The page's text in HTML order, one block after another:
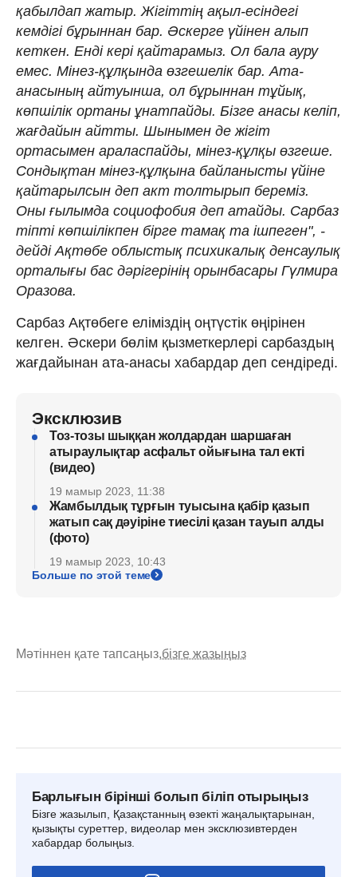
қабылдап жатыр. Жігіттің ақыл-есіндегі
кемдігі бұрыннан бар. Әскерге үйінен алып
кеткен. Енді кері қайтарамыз. Ол бала ауру
емес. Мінез-құлқында өзгешелік бар. Ата-
анасының айтуынша, ол бұрыннан тұйық,
көпшілік ортаны ұнатпайды. Бізге анасы келіп,
жағдайын айтты. Шынымен де жігіт
ортасымен араласпайды, мінез-құлқы өзгеше.
Сондықтан мінез-құлқына байланысты үйіне
қайтарылсын деп акт толтырып береміз.
Оны ғылымда социофобия деп атайды. Сарбаз
тіпті көпшілікпен бірге тамақ та ішпеген", -
дейді Ақтөбе облыстық психикалық денсаулық
орталығы бас дәрігерінің орынбасары Гүлмира
Оразова.
Сарбаз Ақтөбеге еліміздің оңтүстік өңірінен
келген. Әскери бөлім қызметкерлері сарбаздың
жағдайынан ата-анасы хабардар деп сендіреді.
Эксклюзив
Тоз-тозы шыққан жолдардан шаршаған
атыраулықтар асфальт ойығына тал екті
(видео)
19 мамыр 2023, 11:38
Жамбылдық тұрғын туысына қабір қазып
жатып сақ дәуіріне тиесілі қазан тауып алды
(фото)
19 мамыр 2023, 10:43
Больше по этой теме
Мәтіннен қате тапсаңыз,бізге жазыңыз
Барлығын бірінші болып біліп отырыңыз
Бізге жазылып, Қазақстанның өзекті жаңалықтарынан,
қызықты суреттер, видеолар мен эксклюзивтерден
хабардар болыңыз.